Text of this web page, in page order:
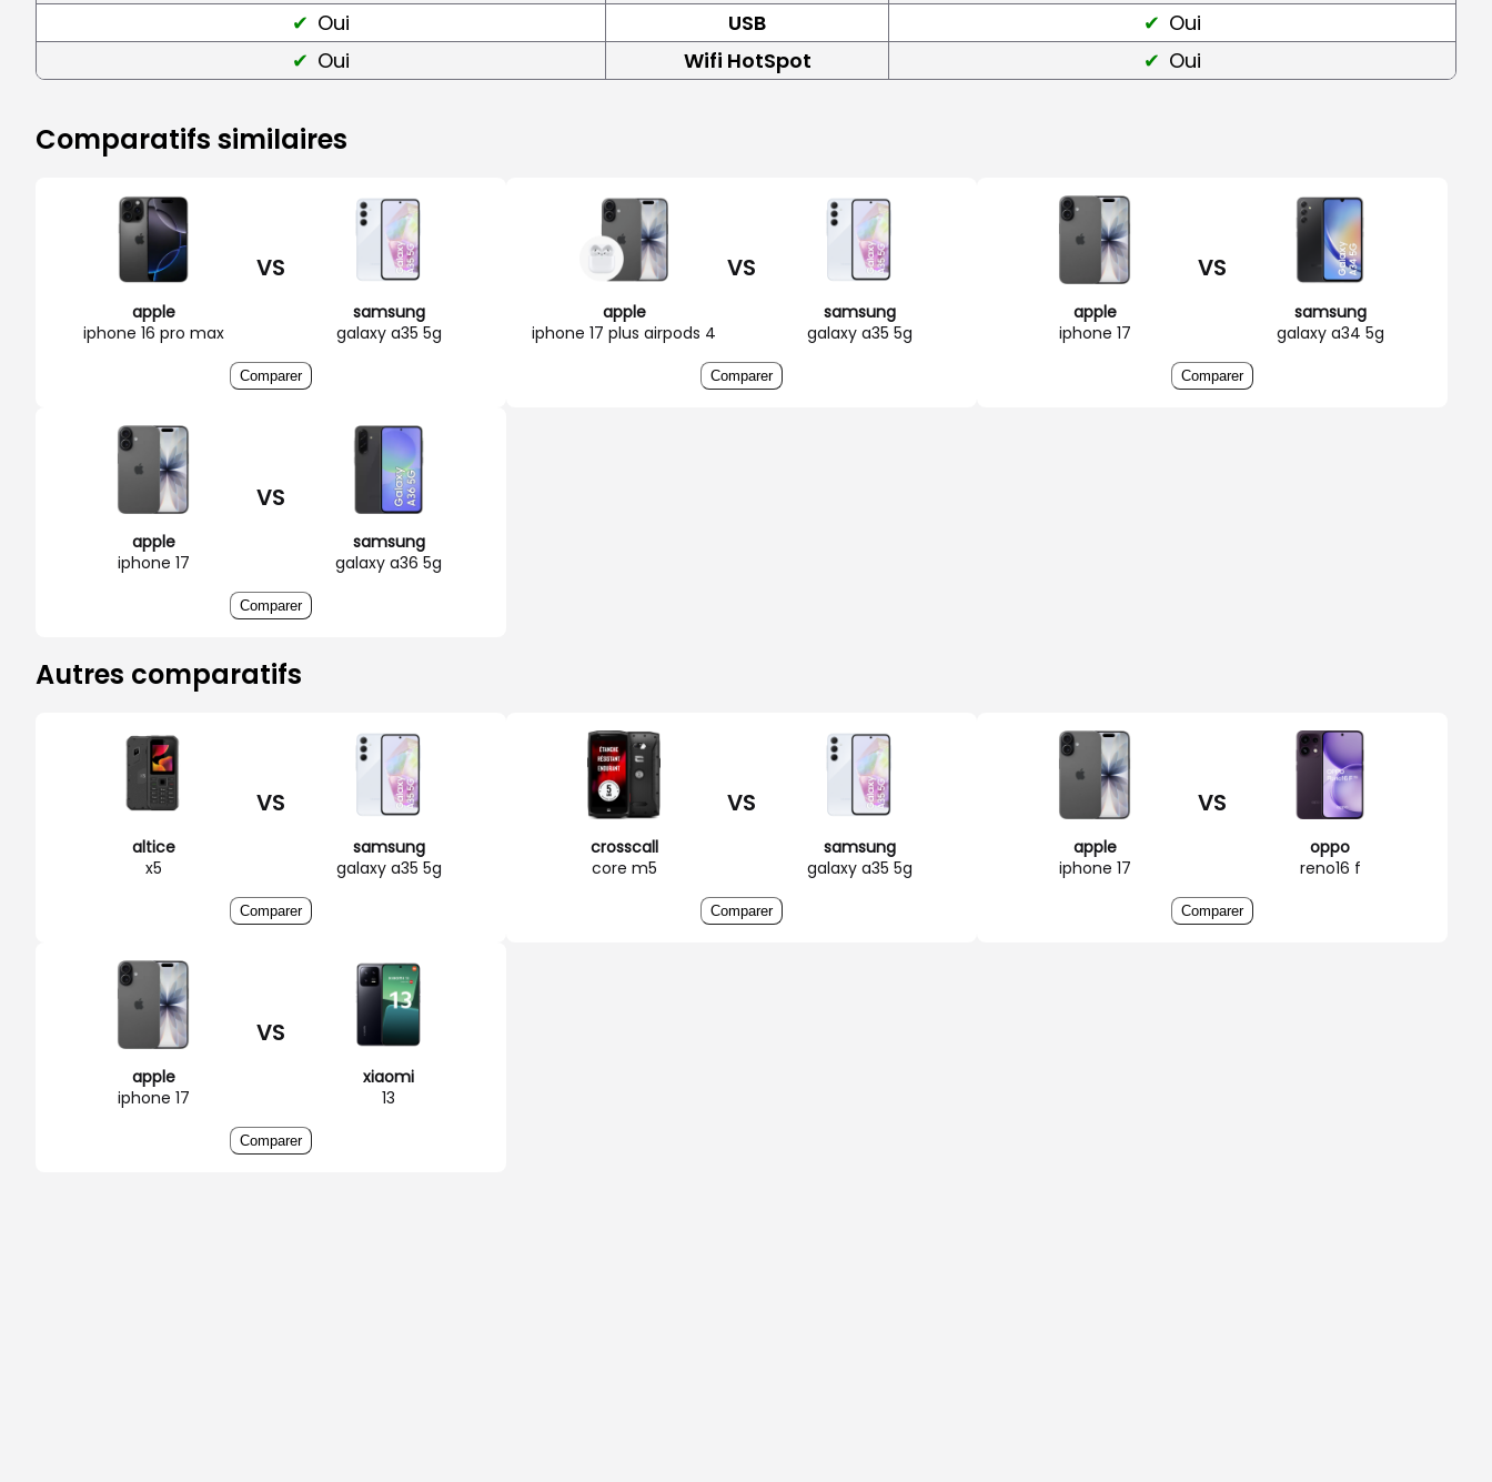
Oui
USB
Oui
Oui
Wifi HotSpot Oui
Comparatifs similaires
apple
iphone 16 pro max
VS
samsung
galaxy a35 5g
Comparer
apple
iphone 17 plus airpods 4
VS
samsung
galaxy a35 5g
Comparer
apple
iphone 17
VS
samsung
galaxy a34 5g
Comparer
apple
iphone 17
VS
samsung
galaxy a36 5g
Comparer
Autres comparatifs
altice
x5
VS
samsung
galaxy a35 5g
Comparer
crosscall
core m5
VS
samsung
galaxy a35 5g
Comparer
apple
iphone 17
VS
oppo
reno16 f
Comparer
apple
iphone 17
VS
xiaomi
13
Comparer